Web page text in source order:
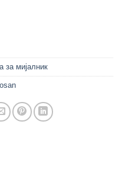
за мијалник